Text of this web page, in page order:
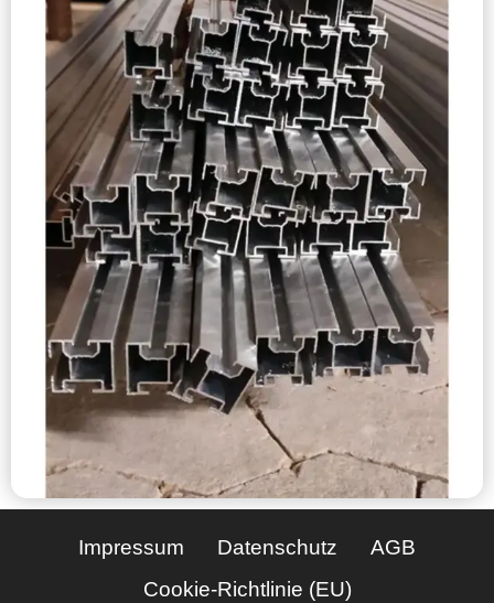
Impressum Datenschutz
AGB
Cookie-Richtlinie (EU)